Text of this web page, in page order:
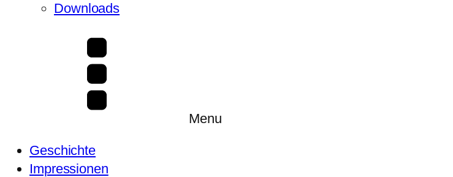
Downloads
Menu
Geschichte
Impressionen